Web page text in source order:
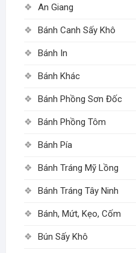
chọn
An Giang
Bánh Canh Sấy Khô
Bánh In
Bánh Khác
Bánh Phồng Sơn Đốc
Bánh Phồng Tôm
Bánh Pía
Bánh Tráng Mỹ Lồng
Bánh Tráng Tây Ninh
Bánh, Mứt, Kẹo, Cốm
Bún Sấy Khô